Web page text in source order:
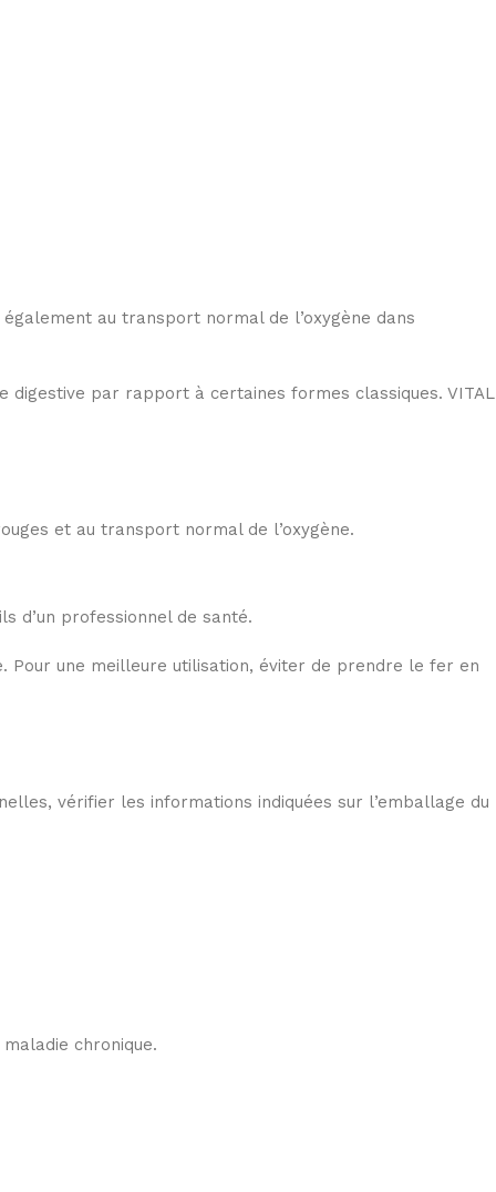
au transport normal de l’oxygène dans
par rapport à certaines formes classiques. VITAL
et au transport normal de l’oxygène.
d’un professionnel de santé.
Pour une meilleure utilisation, éviter de prendre le fer en
vérifier les informations indiquées sur l’emballage du
chronique.